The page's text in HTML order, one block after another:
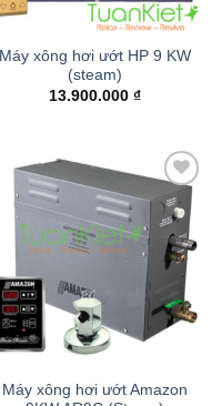
Máy xông hơi ướt HP 9 KW
(steam)
13.900.000 ₫
Add to
wishlist
Máy xông hơi ướt Amazon